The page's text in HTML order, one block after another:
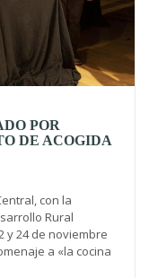
POR
DE ACOGIDA
con la
Rural
y 24 de noviembre
a «la cocina